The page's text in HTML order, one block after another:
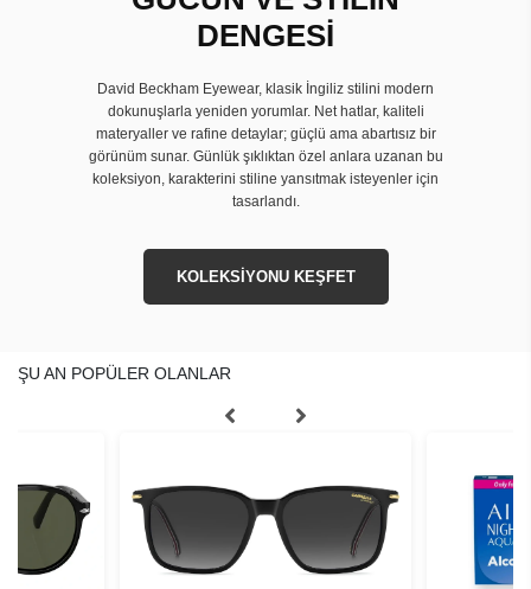
DENGESİ
David Beckham Eyewear, klasik İngiliz stilini modern
dokunuşlarla yeniden yorumlar. Net hatlar, kaliteli
materyaller ve rafine detaylar; güçlü ama abartısız bir
görünüm sunar. Günlük şıklıktan özel anlara uzanan bu
koleksiyon, karakterini stiline yansıtmak isteyenler için
tasarlandı.
KOLEKSİYONU KEŞFET
ŞU AN POPÜLER OLANLAR